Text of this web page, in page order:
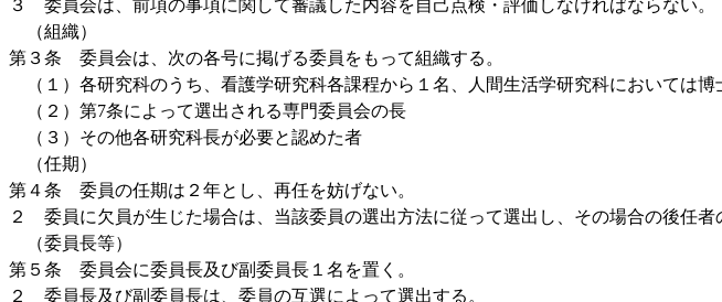
３ 委員会は、前項の事項に関して審議した内容を自己点検・評価しなければならない。
（組織）
第３条 委員会は、次の各号に掲げる委員をもって組織する。
（１）各研究科のうち、看護学研究科各課程から１名、人間生活学研究科においては
（２）第7条によって選出される専門委員会の長
（３）その他各研究科長が必要と認めた者
（任期）
第４条 委員の任期は２年とし、再任を妨げない。
２ 委員に欠員が生じた場合は、当該委員の選出方法に従って選出し、その場合の後任者
（委員長等）
第５条 委員会に委員長及び副委員長１名を置く。
２ 委員長及び副委員長は、委員の互選によって選出する。